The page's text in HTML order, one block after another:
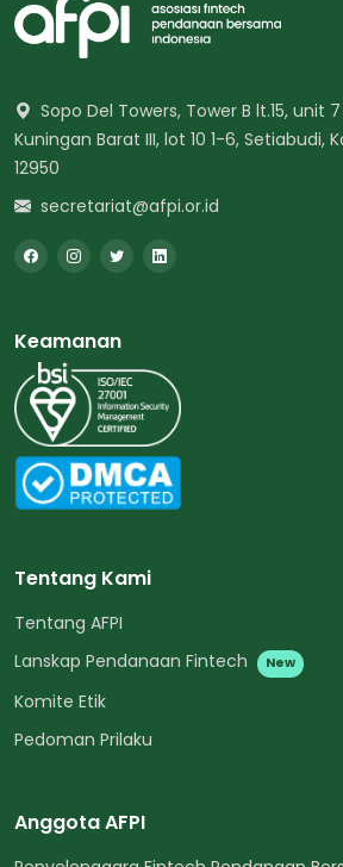
Sopo Del Towers, Tower B lt.15, unit
Kuningan Barat III, lot 10 1-6, Setiabudi,
12950
secretariat@afpi.or.id
Keamanan
Tentang Kami
Tentang AFPI
Lanskap Pendanaan Fintech
New
Komite Etik
Pedoman Prilaku
Anggota AFPI